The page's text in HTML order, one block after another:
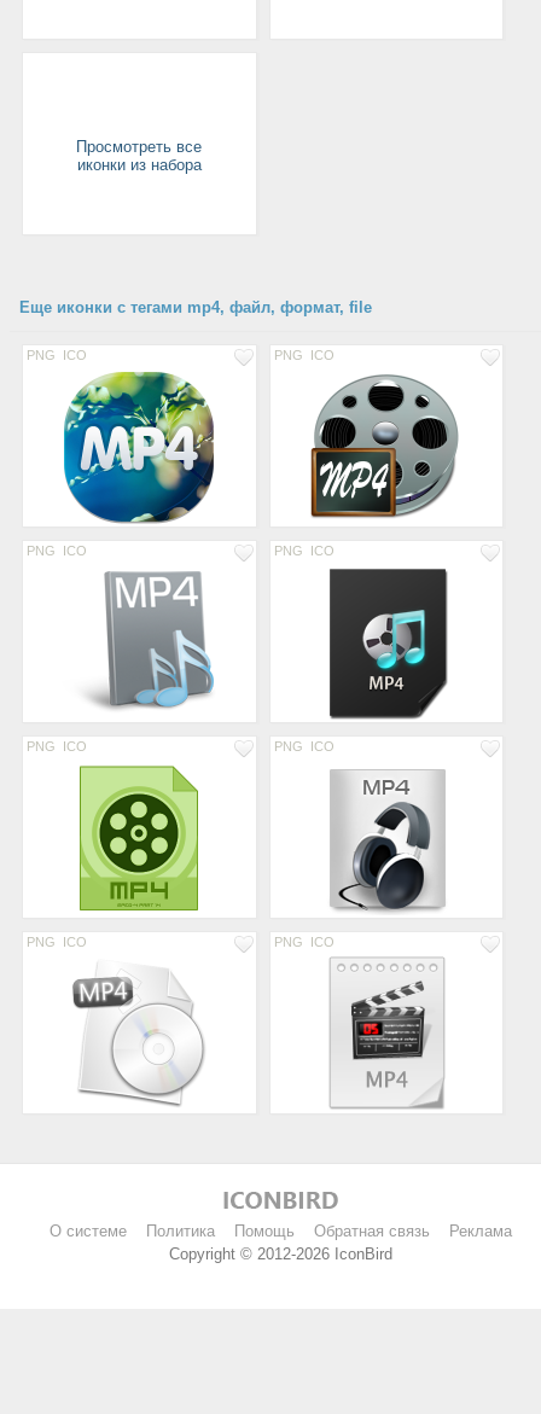
Просмотреть все
иконки из набора
Еще иконки с тегами mp4, файл, формат, file
PNG ICO PNG ICO
PNG ICO PNG ICO
PNG ICO PNG ICO
PNG ICO PNG ICO
О системе Политика Помощь Обратная связь
Реклама
Copyright © 2012-2026 IconBird